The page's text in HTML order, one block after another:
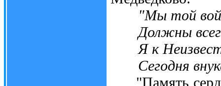
"Мы той
Должны
Я к
Сегодня
"Память